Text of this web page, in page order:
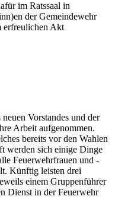
im Ratssaal in
der Gemeindewehr
erfreulichen Akt
Vorstandes und der
Arbeit aufgenommen.
bereits vor den Wahlen
werden sich einige Dinge
Feuerwehrfrauen und -
Künftig leisten drei
einem Gruppenführer
Dienst in der Feuerwehr